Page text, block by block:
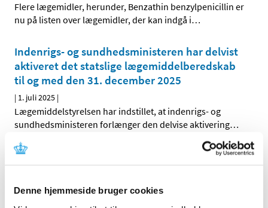
Denne hjemmeside bruger cookies
Flere lægemidler, herunder, Benzathin benzylpenicillin er
nu på listen over lægemidler, der kan indgå i…
Indenrigs- og sundhedsministeren har delvist
aktiveret det statslige lægemiddelberedskab
til og med den 31. december 2025
| 1. juli 2025 |
Lægemiddelstyrelsen har indstillet, at indenrigs- og
sundhedsministeren forlænger den delvise aktivering…
Ansøgninger om ekstraordinært tilskud til
apotekere
|1. juli 2025|